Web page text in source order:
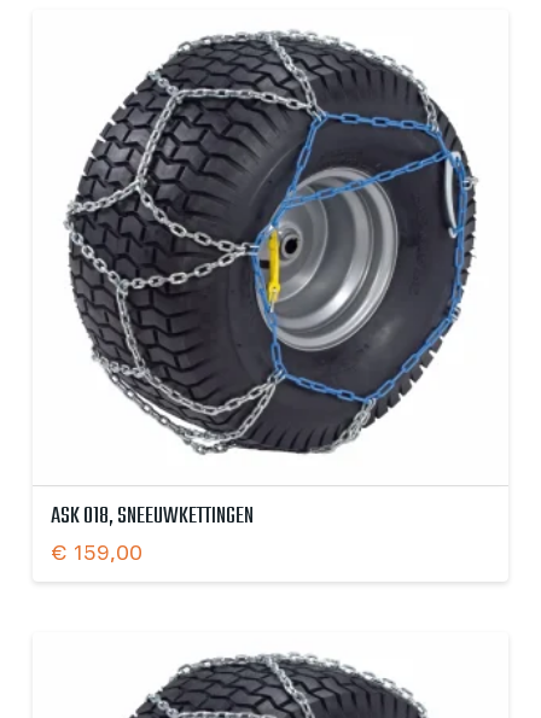
ASK 018, SNEEUWKETTINGEN
€ 159,00